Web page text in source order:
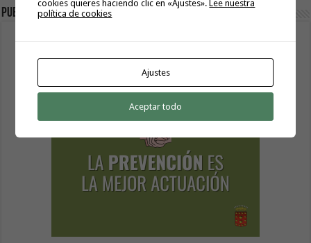
Publicidad
cookies quieres haciendo clic en «Ajustes». Lee nuestra
política de cookies
Ajustes
Aceptar todo